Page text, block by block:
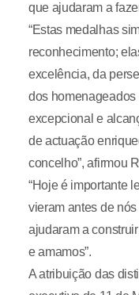
que ajudaram a
“Estas medalhas
reconhecimento;
excelência, da
dos
excepcional e
de actuação
concelho”, afirmou
“Hoje é importante
vieram antes de
ajudaram a
e amamos”.
A atribuição das